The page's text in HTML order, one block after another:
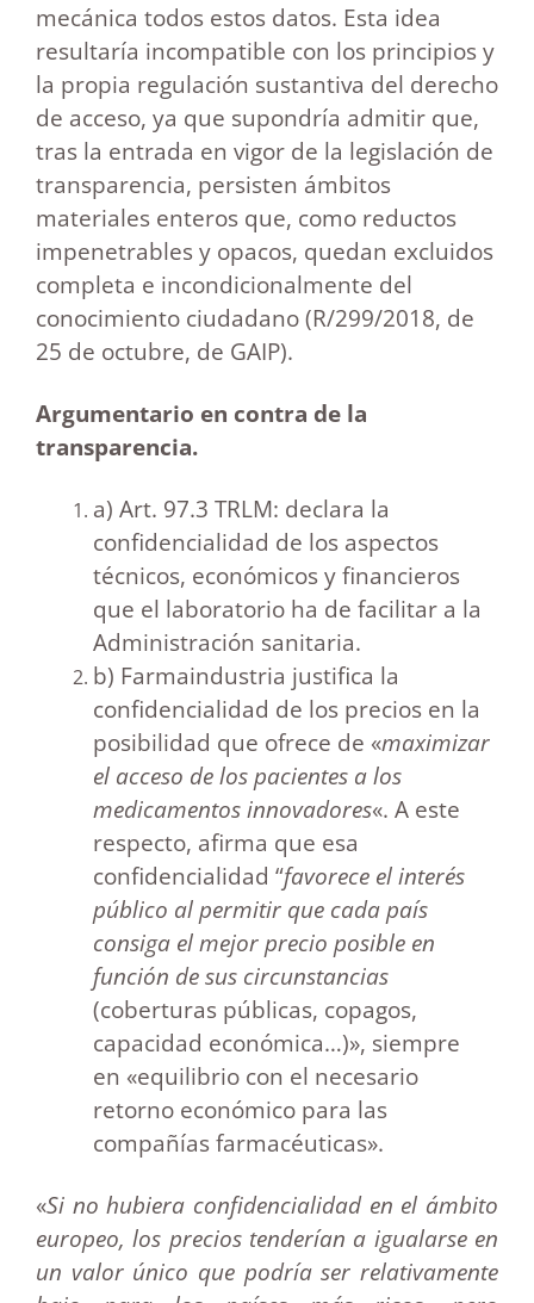
mecánica todos estos datos. Esta idea
resultaría incompatible con los principios y
la propia regulación sustantiva del derecho
de acceso, ya que supondría admitir que,
tras la entrada en vigor de la legislación de
transparencia, persisten ámbitos
materiales enteros que, como reductos
impenetrables y opacos, quedan excluidos
completa e incondicionalmente del
conocimiento ciudadano (R/299/2018, de
25 de octubre, de GAIP).
Argumentario en contra de la
transparencia.
a) Art. 97.3 TRLM: declara la
confidencialidad de los aspectos
técnicos, económicos y financieros
que el laboratorio ha de facilitar a la
Administración sanitaria.
b) Farmaindustria justifica la
confidencialidad de los precios en la
posibilidad que ofrece de «maximizar
el acceso de los pacientes a los
medicamentos innovadores«. A este
respecto, afirma que esa
confidencialidad “favorece el interés
público al permitir que cada país
consiga el mejor precio posible en
función de sus circunstancias
(coberturas públicas, copagos,
capacidad económica…)», siempre
en «equilibrio con el necesario
retorno económico para las
compañías farmacéuticas».
«Si no hubiera confidencialidad en el ámbito
europeo, los precios tenderían a igualarse en
un valor único que podría ser relativamente